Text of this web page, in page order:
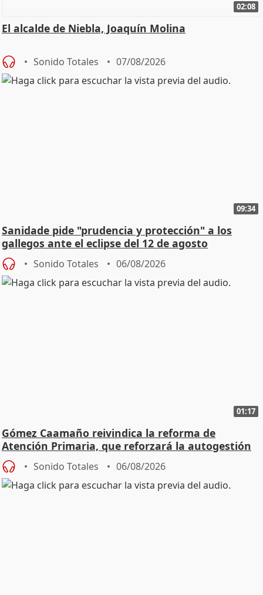
02:08
El alcalde de Niebla, Joaquín Molina
Sonido Totales 07/08/2026
09:34
Sanidade pide "prudencia y protección" a los
gallegos ante el eclipse del 12 de agosto
Sonido Totales 06/08/2026
01:17
Gómez Caamaño reivindica la reforma de
Atención Primaria, que reforzará la autogestión
Sonido Totales 06/08/2026